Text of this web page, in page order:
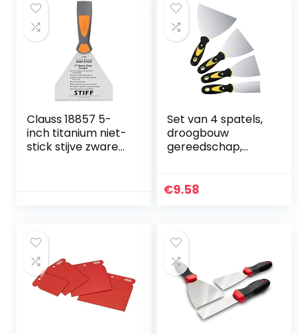
antiaanbaklaag |
antislip,
ergonomische
handgreep | ideaal
om te schrapen |
18856
Clauss 18857 5-
inch titanium niet-
stick stijve zware
Set van 4 spatels,
droogbouw
gereedschap,
met kunststof
(3 inch; 1,5 inch; 10,5
cm; 10 cm; 15 cm)
€9.58